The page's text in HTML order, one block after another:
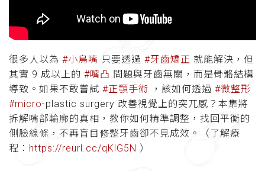
很多人以為 #小鳥嘴 只要透過 #牙齒矯正 就能解決，但
其實 9 成以上的 #嘴凸 問題與牙齒無關，而是骨骼結構
導致。如果不敢嘗試 #正顎手術 ，該如何透過 #微整形
#micro-plastic surgery 改善視覺上的突兀感？本集將
拆解嘴部輪廓的真相，教你如何精準調整，找回平衡的
側臉線條，不再盲目修整牙齒卻不見成效。（了解療
程： https://reurl.cc/qKlG5N ）